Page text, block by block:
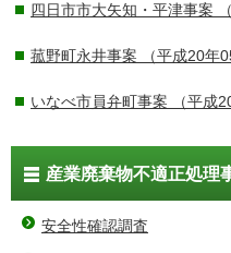
四日市市大矢知・平津事案
菰野町永井事案 （平成20年
いなべ市員弁町事案 （平成
産業廃棄物不適正処理
安全性確認調査